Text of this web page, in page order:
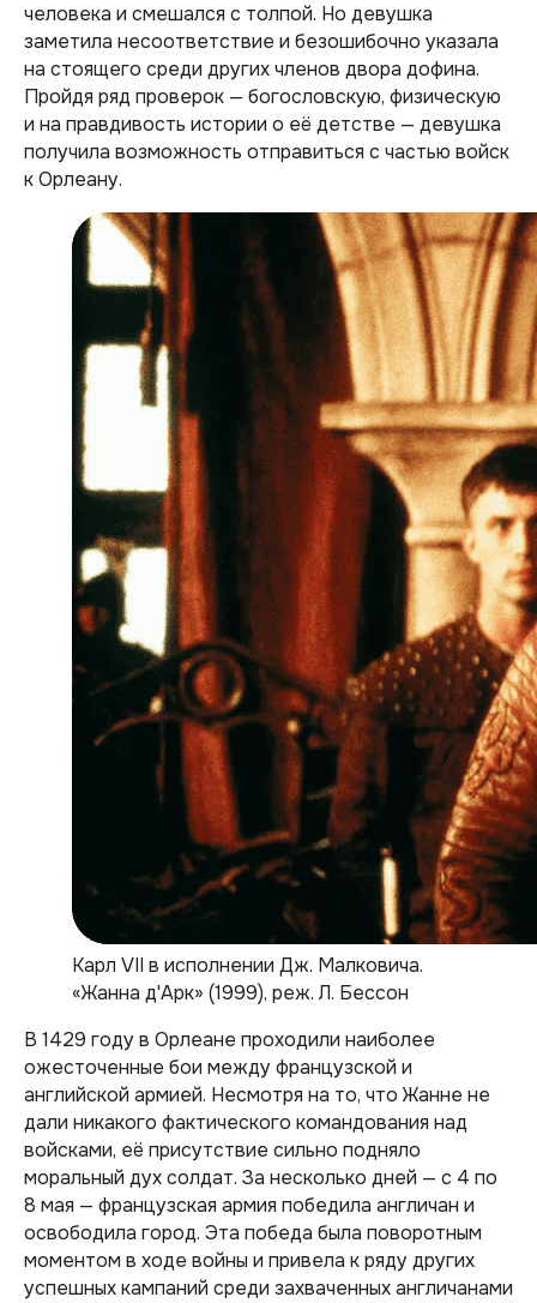
человека и смешался с толпой. Но девушка
заметила несоответствие и безошибочно указала
на стоящего среди других членов двора дофина.
Пройдя ряд проверок — богословскую, физическую
и на правдивость истории о её детстве — девушка
получила возможность отправиться с частью войск
к Орлеану.
Карл VII в исполнении Дж. Малковича.
«Жанна д'Арк» (1999), реж. Л. Бессон
В 1429 году в Орлеане проходили наиболее
ожесточенные бои между французской и
английской армией. Несмотря на то, что Жанне не
дали никакого фактического командования над
войсками, её присутствие сильно подняло
моральный дух солдат. За несколько дней — с 4 по
8 мая — французская армия победила англичан и
освободила город. Эта победа была поворотным
моментом в ходе войны и привела к ряду других
успешных кампаний среди захваченных англичанами